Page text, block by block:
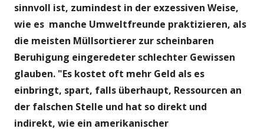
sinnvoll ist, zumindest in der exzessiven Weise,
wie es manche Umweltfreunde praktizieren, als
die meisten Müllsortierer zur scheinbaren
Beruhigung eingeredeter schlechter Gewissen
glauben. "Es kostet oft mehr Geld als es
einbringt, spart, falls überhaupt, Ressourcen an
der falschen Stelle und hat so direkt und
indirekt, wie ein amerikanischer